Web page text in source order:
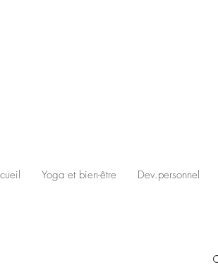
Yoga et bien-être Dev.personnel